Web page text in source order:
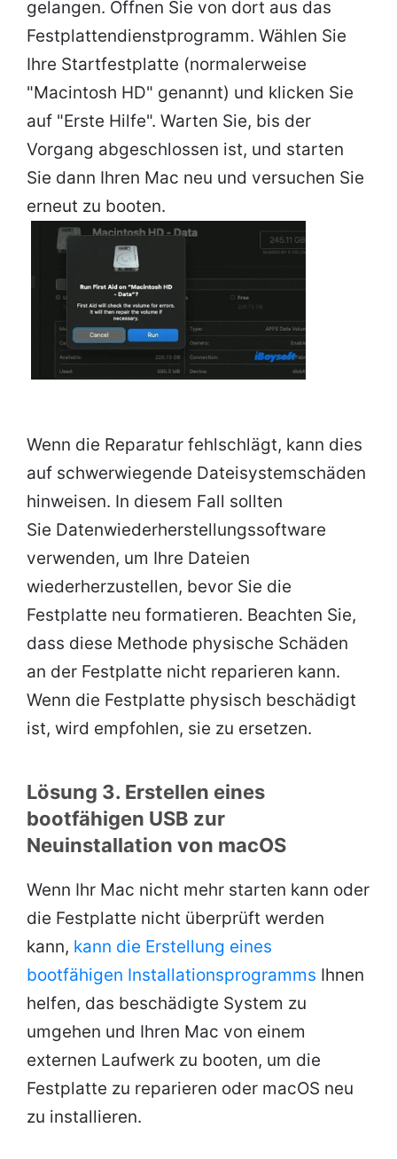
gelangen. Öffnen Sie von dort aus das
Festplattendienstprogramm. Wählen Sie
Ihre Startfestplatte (normalerweise
"Macintosh HD" genannt) und klicken Sie
auf "Erste Hilfe". Warten Sie, bis der
Vorgang abgeschlossen ist, und starten
Sie dann Ihren Mac neu und versuchen Sie
erneut zu booten.
Wenn die Reparatur fehlschlägt, kann dies
auf schwerwiegende Dateisystemschäden
hinweisen. In diesem Fall sollten
Sie Datenwiederherstellungssoftware
verwenden, um Ihre Dateien
wiederherzustellen, bevor Sie die
Festplatte neu formatieren. Beachten Sie,
dass diese Methode physische Schäden
an der Festplatte nicht reparieren kann.
Wenn die Festplatte physisch beschädigt
ist, wird empfohlen, sie zu ersetzen.
Lösung 3. Erstellen eines
bootfähigen USB zur
Neuinstallation von macOS
Wenn Ihr Mac nicht mehr starten kann oder
die Festplatte nicht überprüft werden
kann, kann die Erstellung eines
bootfähigen Installationsprogramms Ihnen
helfen, das beschädigte System zu
umgehen und Ihren Mac von einem
externen Laufwerk zu booten, um die
Festplatte zu reparieren oder macOS neu
zu installieren.